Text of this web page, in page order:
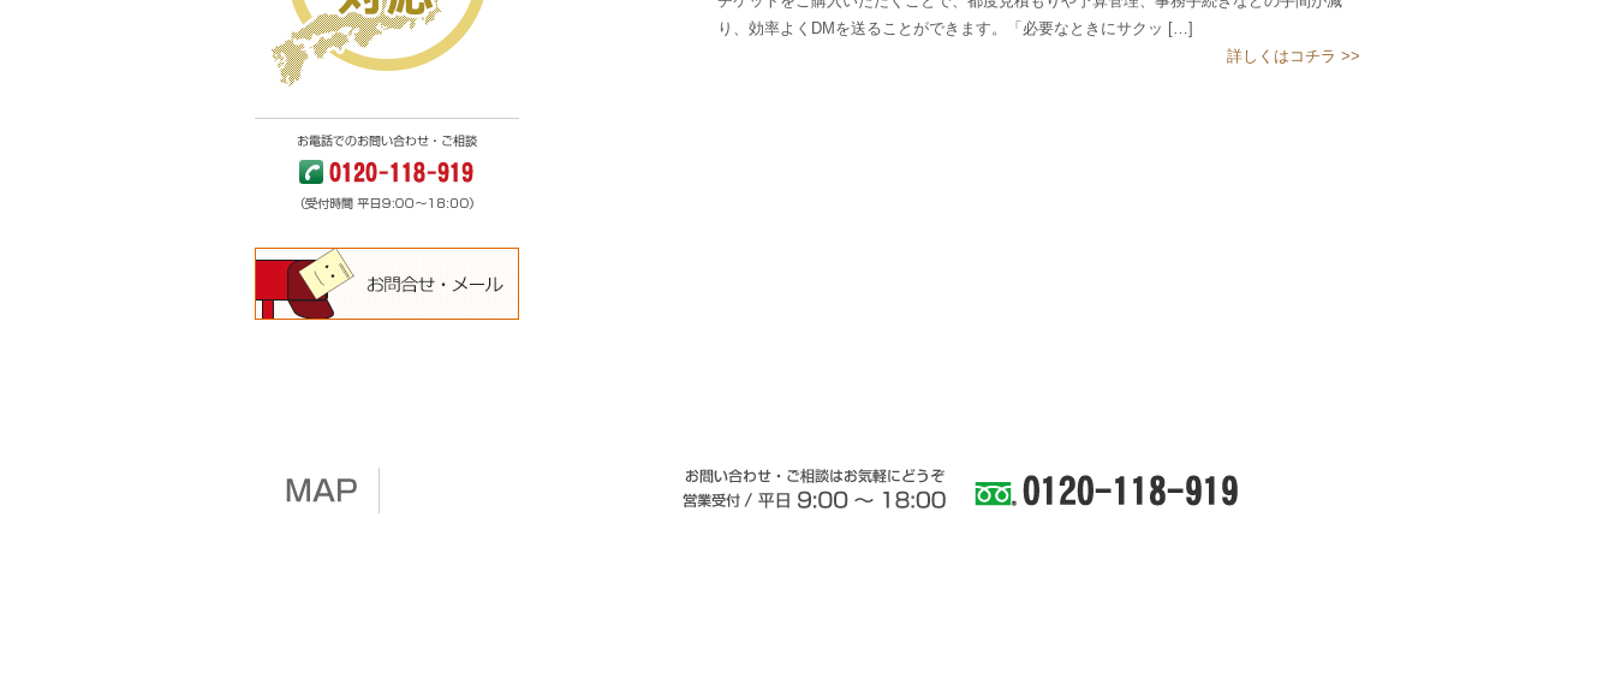
り、効率よくDMを送ることができます。「必要なときにサクッ […]
詳しくはコチラ >>